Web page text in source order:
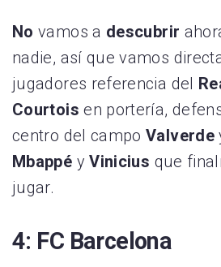
Novamos a descubrir
nadie, así que vamos
jugadores referencia del
Courtoisen portería,
centro del campoValverde
Mbappé yVinicius que
jugar.
4: FC Barcelona